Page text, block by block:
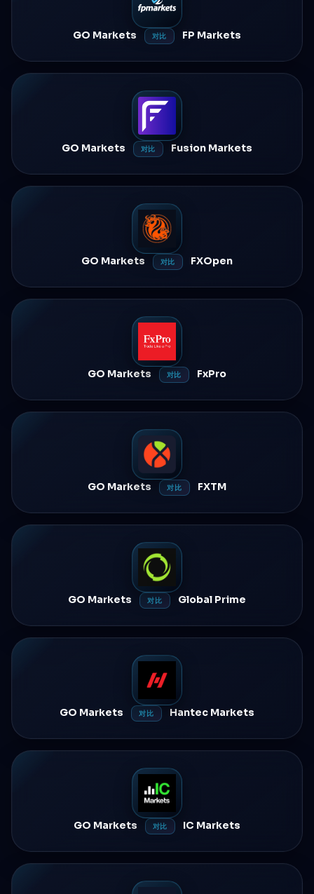
GO Markets 对比 FP Markets
GO Markets 对比 Fusion Markets
GO Markets 对比 FXOpen
GO Markets 对比 FxPro
GO Markets 对比 FXTM
GO Markets 对比 Global Prime
GO Markets 对比 Hantec Markets
GO Markets 对比 IC Markets